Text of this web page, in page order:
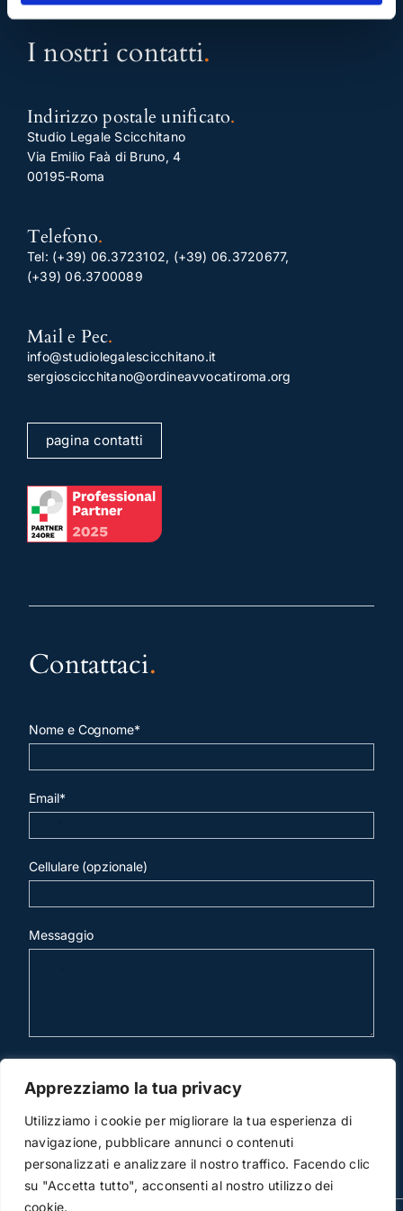
Apprezziamo la tua privacy
Utilizziamo i cookie per migliorare la tua esperienza di
navigazione, pubblicare annunci o contenuti
personalizzati e analizzare il nostro traffico. Facendo clic
su "Accetta tutto", acconsenti al nostro utilizzo dei
cookie.
I nostri contatti.
Indirizzo postale unificato.
Studio Legale Scicchitano
Via Emilio Faà di Bruno, 4
00195-Roma
Telefono.
Tel: (+39) 06.3723102, (+39) 06.3720677,
(+39) 06.3700089
Mail e Pec.
info@studiolegalescicchitano.it
sergioscicchitano@ordineavvocatiroma.org
pagina contatti
Contattaci.
Nome e Cognome*
Email*
Cellulare (opzionale)
Messaggio